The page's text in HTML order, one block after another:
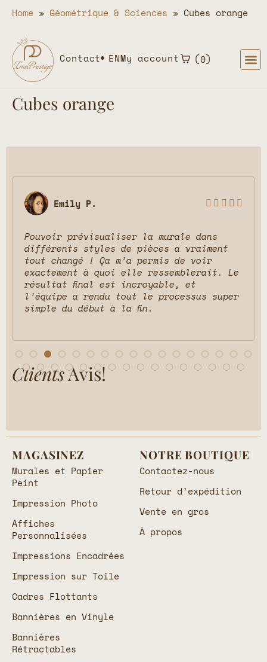
Home » Géométrique & Sciences » Cubes orange
Contact ENMy account 0
Cubes orange
Emily P.     
Pouvoir prévisualiser la murale dans
différents styles de pièces a vraiment
tout changé ! Ça m’a permis de voir
exactement à quoi elle ressemblerait. Le
résultat final est incroyable, et
l’équipe a rendu tout le processus super
simple du début à la fin.
ClientsAvis!
MAGASINEZ
Murales et Papier
Peint
Impression Photo
Affiches
Personnalisées
Impressions Encadrées
Impression sur Toile
Cadres Flottants
Bannières en Vinyle
Bannières
Rétractables
NOTRE BOUTIQUE
Contactez-nous
Retour d’expédition
Vente en gros
À propos